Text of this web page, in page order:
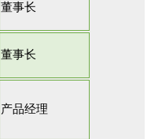
董事长
董事长
产品经理